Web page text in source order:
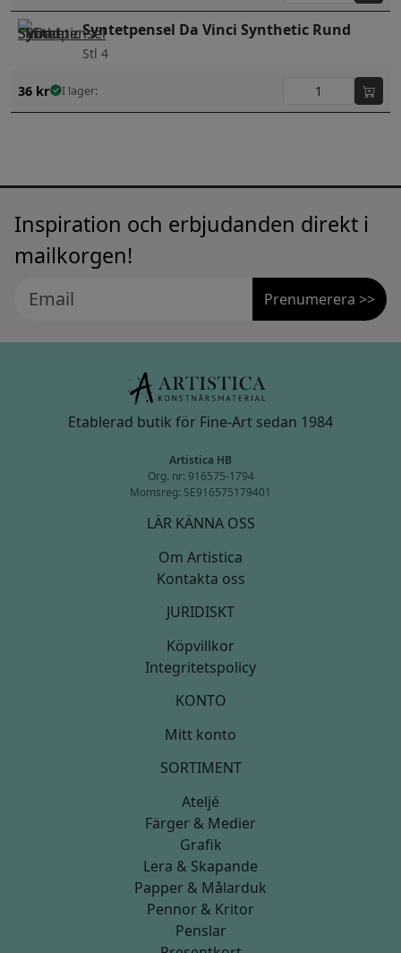
Syntetpensel Da Vinci Synthetic Rund
Stl 4
36 kr I lager:
Inspiration och erbjudanden direkt i
mailkorgen!
Prenumerera >>
Etablerad butik för Fine-Art sedan 1984
Artistica HB
Org. nr: 916575-1794
Momsreg: SE916575179401
LÄR KÄNNA OSS
Om Artistica
Kontakta oss
JURIDISKT
Köpvillkor
Integritetspolicy
KONTO
Mitt konto
SORTIMENT
Ateljé
Färger & Medier
Grafik
Lera & Skapande
Papper & Målarduk
Pennor & Kritor
Penslar